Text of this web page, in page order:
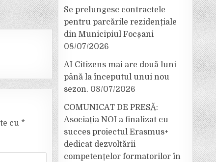
cu *
Se prelungesc contractele
pentru parcările rezidențiale
din Municipiul Focșani
08/07/2026
AI Citizens mai are două luni
până la începutul unui nou
sezon. 08/07/2026
COMUNICAT DE PRESĂ:
Asociația NOI a finalizat cu
succes proiectul Erasmus+
dedicat dezvoltării
competențelor formatorilor în